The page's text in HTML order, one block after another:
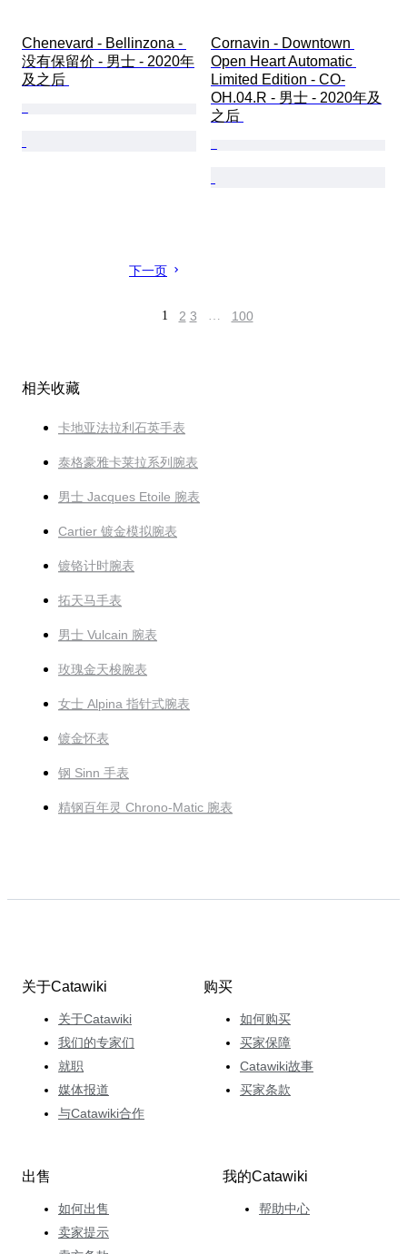
Chenevard - Bellinzona -
没有保留价 - 男士 - 2020年
及之后
Cornavin - Downtown
Open Heart Automatic
Limited Edition - CO-
OH.04.R - 男士 - 2020年及
之后
下一页
1 2 3 … 100
相关收藏
卡地亚法拉利石英手表
泰格豪雅卡莱拉系列腕表
男士 Jacques Etoile 腕表
Cartier 镀金模拟腕表
镀铬计时腕表
拓天马手表
男士 Vulcain 腕表
玫瑰金天梭腕表
女士 Alpina 指针式腕表
镀金怀表
钢 Sinn 手表
精钢百年灵 Chrono-Matic 腕表
关于Catawiki
关于Catawiki
我们的专家们
就职
媒体报道
与Catawiki合作
购买
如何购买
买家保障
Catawiki故事
买家条款
出售
如何出售
卖家提示
我的Catawiki
帮助中心